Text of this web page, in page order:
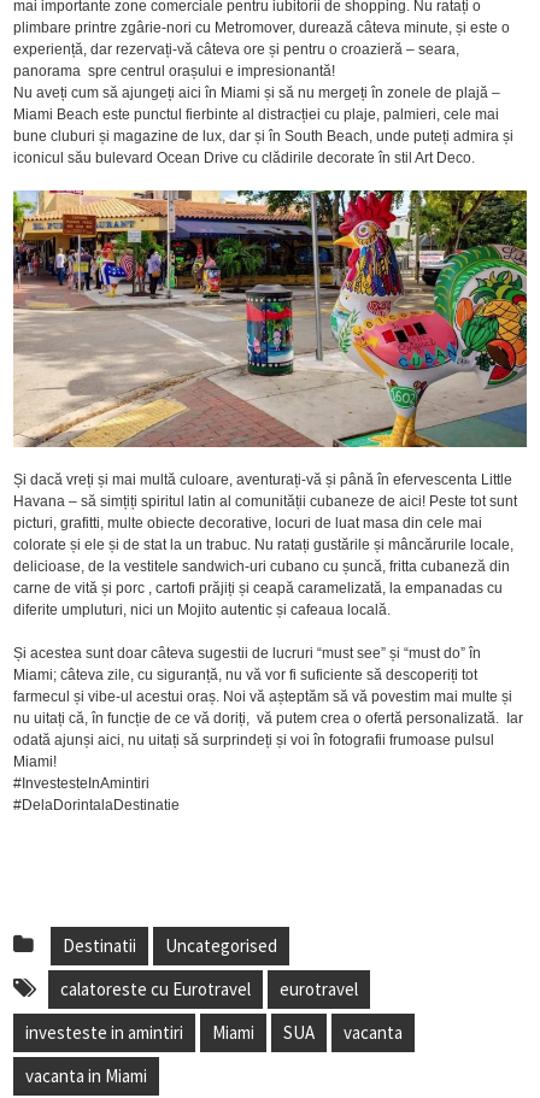
mai importante zone comerciale pentru iubitorii de shopping. Nu ratați o
plimbare printre zgârie-nori cu Metromover, durează câteva minute, și este o
experiență, dar rezervați-vă câteva ore și pentru o croazieră – seara,
panorama spre centrul orașului e impresionantă!
Nu aveți cum să ajungeți aici în Miami și să nu mergeți în zonele de plajă –
Miami Beach este punctul fierbinte al distracției cu plaje, palmieri, cele mai
bune cluburi și magazine de lux, dar și în South Beach, unde puteți admira și
iconicul său bulevard Ocean Drive cu clădirile decorate în stil Art Deco.
Și dacă vreți și mai multă culoare, aventurați-vă și până în efervescenta Little
Havana – să simțiți spiritul latin al comunității cubaneze de aici! Peste tot sunt
picturi, grafitti, multe obiecte decorative, locuri de luat masa din cele mai
colorate și ele și de stat la un trabuc. Nu ratați gustările și mâncărurile locale,
delicioase, de la vestitele sandwich-uri cubano cu șuncă, fritta cubaneză din
carne de vită și porc , cartofi prăjiți și ceapă caramelizată, la empanadas cu
diferite umpluturi, nici un Mojito autentic și cafeaua locală.
Și acestea sunt doar câteva sugestii de lucruri “must see” și “must do” în
Miami; câteva zile, cu siguranță, nu vă vor fi suficiente să descoperiți tot
farmecul și vibe-ul acestui oraș. Noi vă așteptăm să vă povestim mai multe și
nu uitați că, în funcție de ce vă doriți, vă putem crea o ofertă personalizată. Iar
odată ajunși aici, nu uitați să surprindeți și voi în fotografii frumoase pulsul
Miami!
#InvestesteInAmintiri
#DelaDorintalaDestinatie
Destinatii
Uncategorised
calatoreste cu Eurotravel
eurotravel
investeste in amintiri
Miami SUA
vacanta
vacanta in Miami